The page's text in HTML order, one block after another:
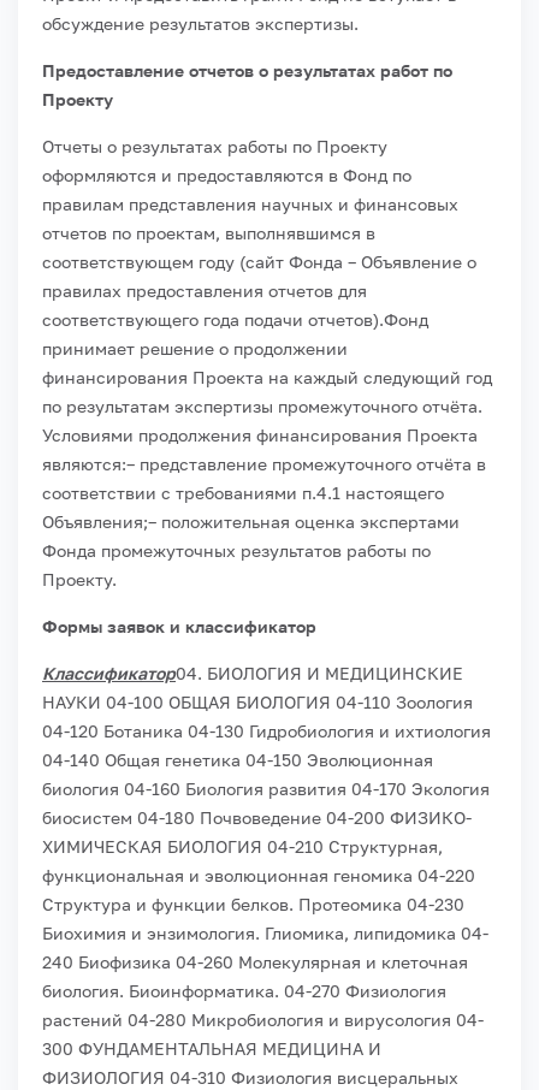
обсуждение результатов экспертизы.
Предоставление отчетов о результатах работ по
Проекту
Отчеты о результатах работы по Проекту
оформляются и предоставляются в Фонд по
правилам представления научных и финансовых
отчетов по проектам, выполнявшимся в
соответствующем году (сайт Фонда – Объявление о
правилах предоставления отчетов для
соответствующего года подачи отчетов).Фонд
принимает решение о продолжении
финансирования Проекта на каждый следующий год
по результатам экспертизы промежуточного отчёта.
Условиями продолжения финансирования Проекта
являются:– представление промежуточного отчёта в
соответствии с требованиями п.4.1 настоящего
Объявления;– положительная оценка экспертами
Фонда промежуточных результатов работы по
Проекту.
Формы заявок и классификатор
Классификатор04. БИОЛОГИЯ И МЕДИЦИНСКИЕ
НАУКИ 04-100 ОБЩАЯ БИОЛОГИЯ 04-110 Зоология
04-120 Ботаника 04-130 Гидробиология и ихтиология
04-140 Общая генетика 04-150 Эволюционная
биология 04-160 Биология развития 04-170 Экология
биосистем 04-180 Почвоведение 04-200 ФИЗИКО-
ХИМИЧЕСКАЯ БИОЛОГИЯ 04-210 Структурная,
функциональная и эволюционная геномика 04-220
Структура и функции белков. Протеомика 04-230
Биохимия и энзимология. Глиомика, липидомика 04-
240 Биофизика 04-260 Молекулярная и клеточная
биология. Биоинформатика. 04-270 Физиология
растений 04-280 Микробиология и вирусология 04-
300 ФУНДАМЕНТАЛЬНАЯ МЕДИЦИНА И
ФИЗИОЛОГИЯ 04-310 Физиология висцеральных